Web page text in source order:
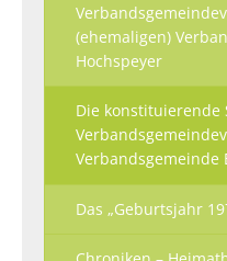
(ehemaligen)
Hochspeyer
Die konstituierende
Verbandsgemeinde
Das „Geburtsjahr